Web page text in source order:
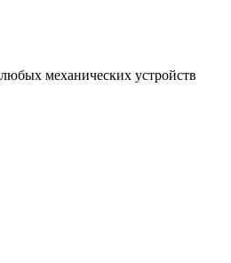
механических устройств